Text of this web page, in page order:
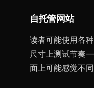
自托管网站
读者可能使用各
尺寸上测试节奏
面上可能感觉不同